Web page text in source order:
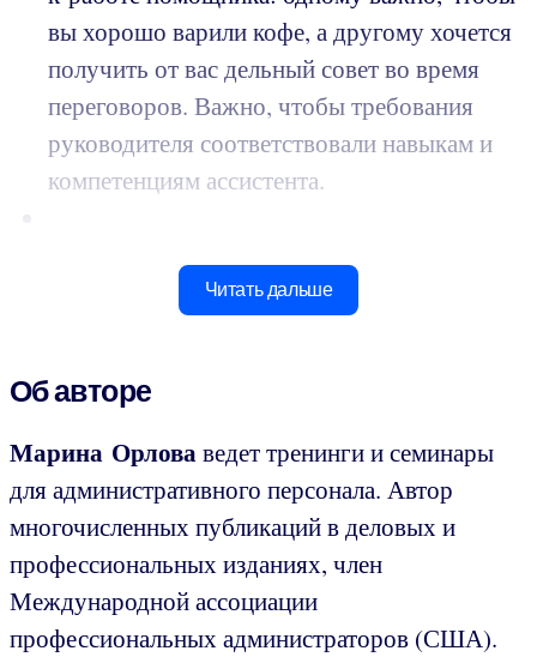
вы хорошо варили кофе, а другому хочется
получить от вас дельный совет во время
переговоров. Важно, чтобы требования
руководителя соответствовали навыкам и
компетенциям ассистента.
Читать дальше
Об авторе
Марина Орловаведет тренинги и семинары
для административного персонала. Автор
многочисленных публикаций в деловых и
профессиональных изданиях, член
Международной ассоциации
профессиональных администраторов (США).